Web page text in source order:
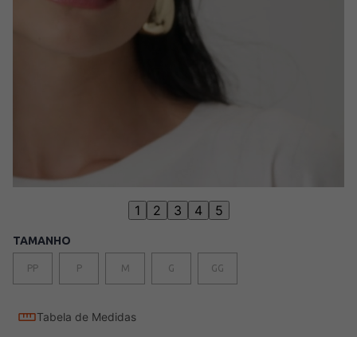
1 2 3 4 5
TAMANHO
PP P M G GG
Tabela de Medidas